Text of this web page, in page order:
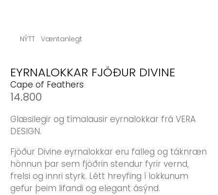
NÝTT Væntanlegt
EYRNALOKKAR FJÖÐUR DIVINE
Cape of Feathers
14.800
Glæsilegir og tímalausir eyrnalokkar frá VERA
DESIGN.
Fjöður Divine eyrnalokkar eru falleg og táknræn
hönnun þar sem fjöðrin stendur fyrir vernd,
frelsi og innri styrk. Létt hreyfing í lokkunum
gefur þeim lifandi og elegant ásýnd.